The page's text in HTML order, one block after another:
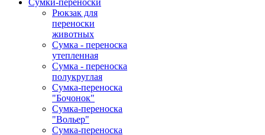
Сумки-переноски
Рюкзак для
переноски
животных
Сумка - переноска
утепленная
Сумка - переноска
полукруглая
Сумка-переноска
"Бочонок"
Сумка-переноска
"Вольер"
Сумка-переноска